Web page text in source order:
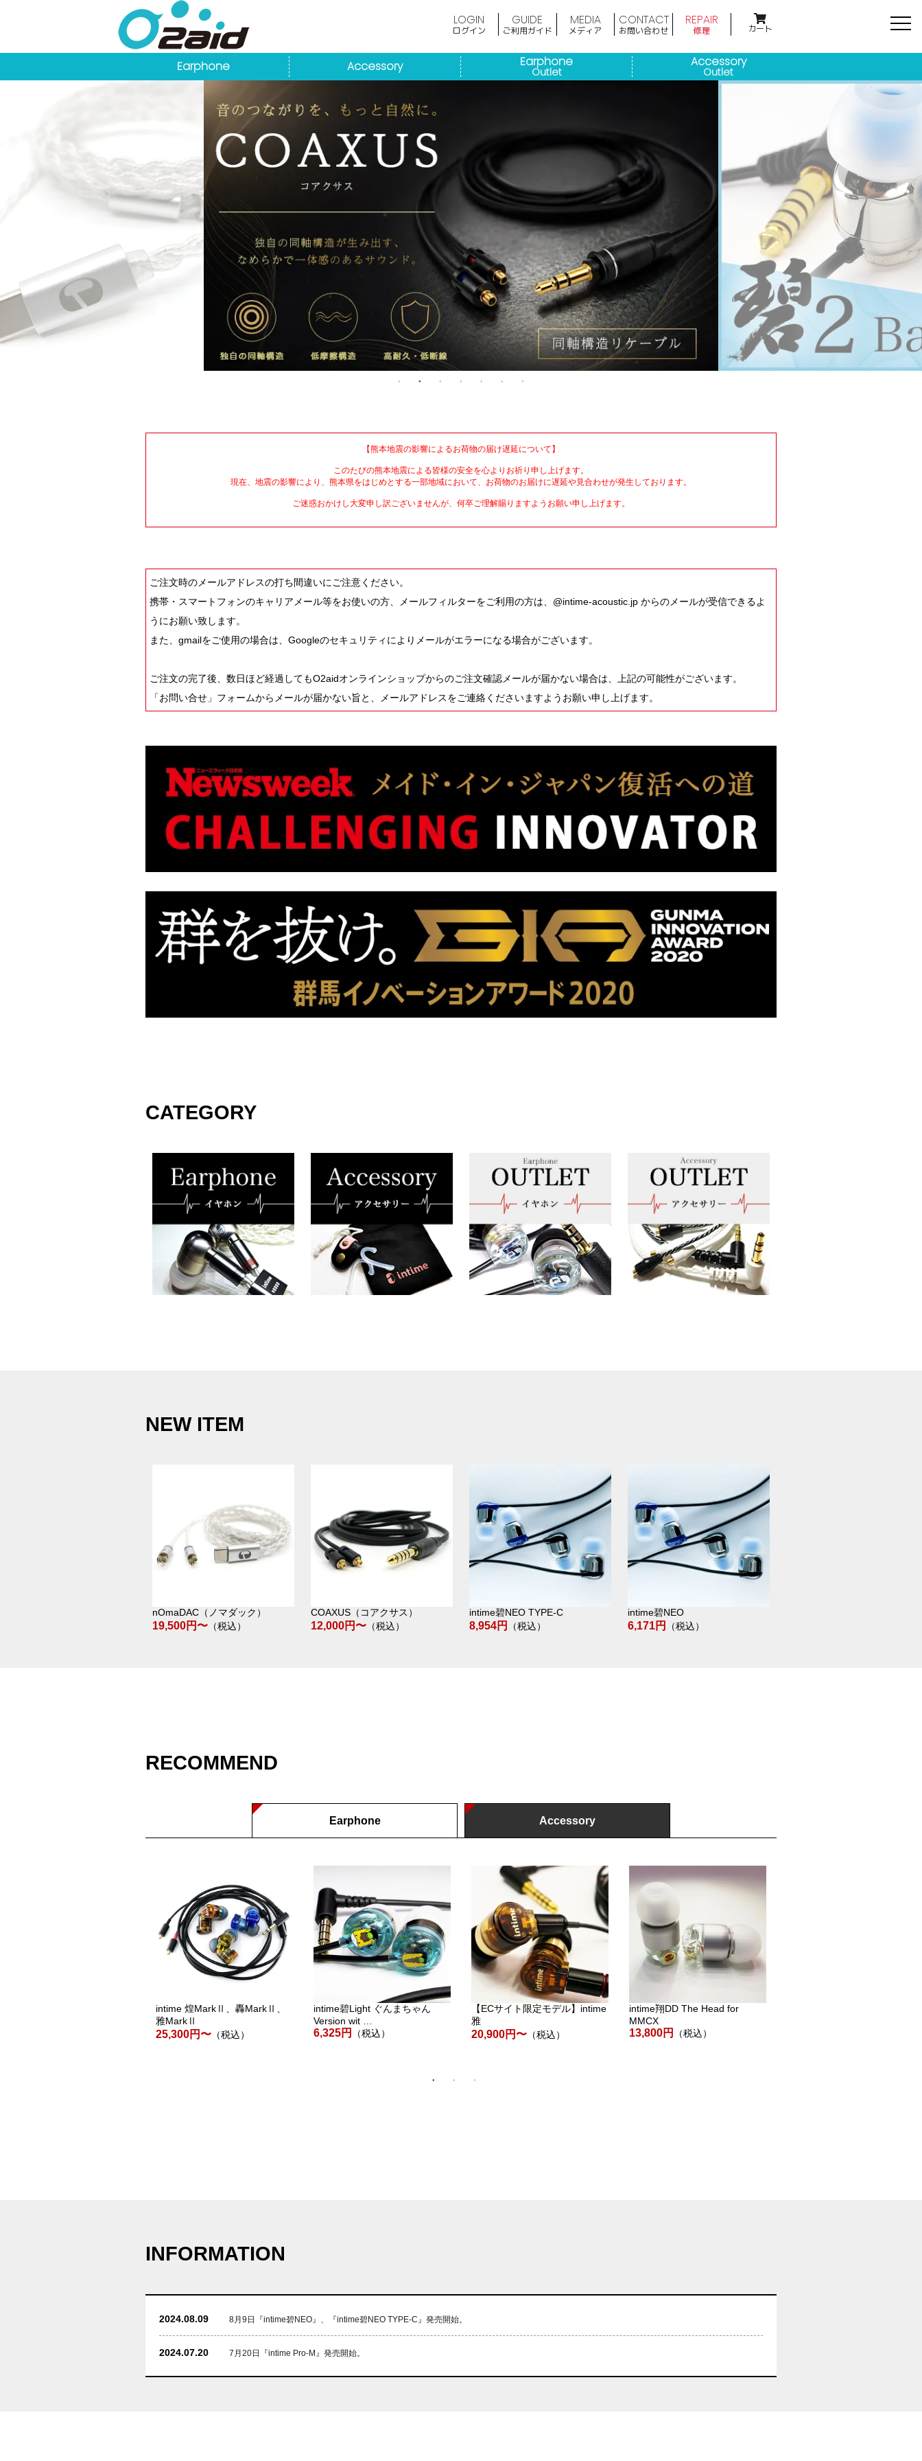
LOGIN
ログイン
GUIDE
ご利用ガイド
MEDIA
メディア
CONTACT
お問い合わせ
REPAIR
修理 カート
Earphone Accessory Earphone
Outlet
Accessory
Outlet
【熊本地震の影響によるお荷物の届け遅延について】
このたびの熊本地震による皆様の安全を心よりお祈り申し上げます。
現在、地震の影響により、熊本県をはじめとする一部地域において、お荷物のお届けに遅延や見合わせが発生しております。
ご迷惑おかけし大変申し訳ございませんが、何卒ご理解賜りますようお願い申し上げます。
ご注文時のメールアドレスの打ち間違いにご注意ください。
携帯・スマートフォンのキャリアメール等をお使いの方、メールフィルターをご利用の方は、@intime-acoustic.jp からのメールが受信できるよ
うにお願い致します。
また、gmailをご使用の場合は、Googleのセキュリティによりメールがエラーになる場合がございます。
ご注文の完了後、数日ほど経過してもO2aidオンラインショップからのご注文確認メールが届かない場合は、上記の可能性がございます。
「お問い合せ」フォームからメールが届かない旨と、メールアドレスをご連絡くださいますようお願い申し上げます。
CATEGORY
NEW ITEM
nOmaDAC（ノマダック）
19,500円〜 （税込）
COAXUS（コアクサス）
12,000円〜 （税込）
intime碧NEO TYPE-C
8,954円 （税込）
intime碧NEO
6,171円 （税込）
RECOMMEND
Earphone Accessory
intime 煌MarkⅡ、轟MarkⅡ、
雅MarkⅡ
25,300円〜 （税込）
intime碧Light ぐんまちゃん
Version wit …
6,325円 （税込）
【ECサイト限定モデル】intime
雅
20,900円〜 （税込）
intime翔DD The Head for
MMCX
13,800円 （税込）
INFORMATION
2024.08.09 8月9日『intime碧NEO』、『intime碧NEO TYPE-C』発売開始。
2024.07.20 7月20日『intime Pro-M』発売開始。